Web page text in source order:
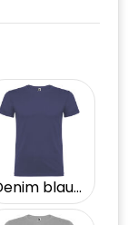
Denim blauw